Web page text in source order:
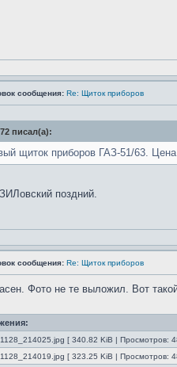
сообщения: Re: Щиток приборов
писал(а):
щиток приборов ГАЗ-51/63.
поздний.
сообщения: Re: Щиток приборов
Фото не те выложил. Вот
[ 340.82 KiB | Просмотров:
[ 323.25 KiB | Просмотров: